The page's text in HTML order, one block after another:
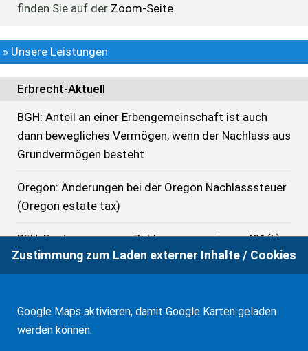
finden Sie auf der Zoom-Seite.
» Unsere Leistungen
Erbrecht-Aktuell
BGH: Anteil an einer Erbengemeinschaft ist auch
dann bewegliches Vermögen, wenn der Nachlass aus
Grundvermögen besteht
Oregon: Änderungen bei der Oregon Nachlasssteuer
(Oregon estate tax)
BFH: Besteuerung von Zahlungen aus einem 401(k)
bis 1.1.2025
US-Bundes-Schenkungssteuer und der GST in 2026
Zustimmung zum Laden externer Inhalte / Cookies
Google Maps aktivieren, damit Google Karten geladen
werden können.